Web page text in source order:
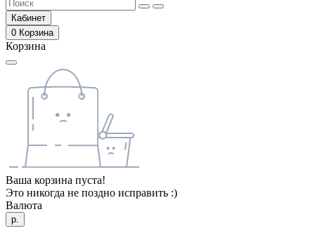
Кабинет
0 Корзина
Корзина
Ваша корзина пуста!
Это никогда не поздно исправить :)
Валюта
р.